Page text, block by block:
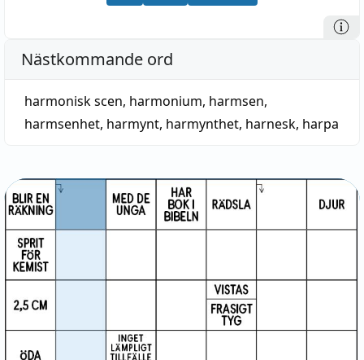
Nästkommande ord
harmonisk scen, harmonium, harmsen,
harmsenhet, harmynt, harmynthet, harnesk, harpa